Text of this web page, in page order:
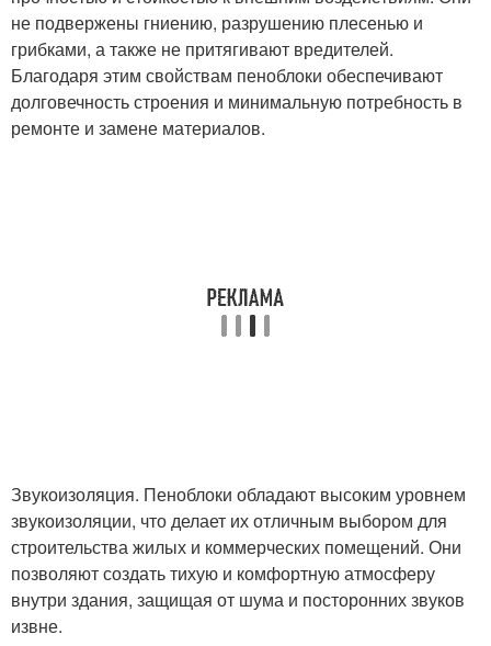
не подвержены гниению, разрушению плесенью и
грибками, а также не притягивают вредителей.
Благодаря этим свойствам пеноблоки обеспечивают
долговечность строения и минимальную потребность в
ремонте и замене материалов.
Звукоизоляция. Пеноблоки обладают высоким уровнем
звукоизоляции, что делает их отличным выбором для
строительства жилых и коммерческих помещений. Они
позволяют создать тихую и комфортную атмосферу
внутри здания, защищая от шума и посторонних звуков
извне.